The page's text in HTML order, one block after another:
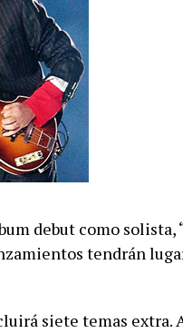
debut como solista,
tendrán
siete temas extra.